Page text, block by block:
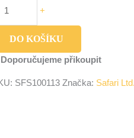
+
DO KOŠÍKU
Doporučujeme přikoupit
SFS100113 Značka: Safari Ltd.